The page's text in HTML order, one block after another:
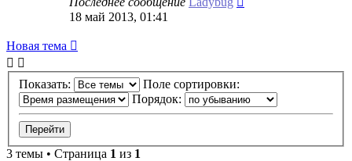
18 май 2013, 01:41
Новая
тема
Новая тема
Показать:
Поле сортировки:
Порядок:
3 темы • Страница 1 из 1